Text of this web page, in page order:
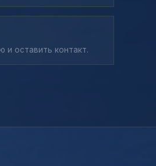
и оставить контакт.